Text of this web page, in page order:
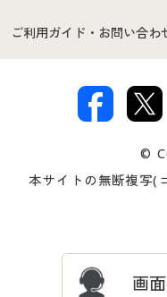
セシールご利用規約
著作権・商標について
商品カテゴリ
プレゼント＆キャンペーン
ご利用ガイド・お問い合わ
交換・返品は
ついて
©
本サイトの無断複写(
画